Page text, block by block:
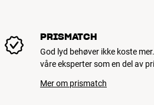
PRISMATCH
God lyd behøver ikke koste
våre eksperter som en del av
Mer om prismatch